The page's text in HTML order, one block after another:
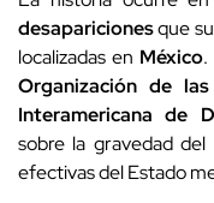
desaparicionesque
localizadas en México.
Organización de
Interamericana de
sobre la gravedad
efectivas del Estado